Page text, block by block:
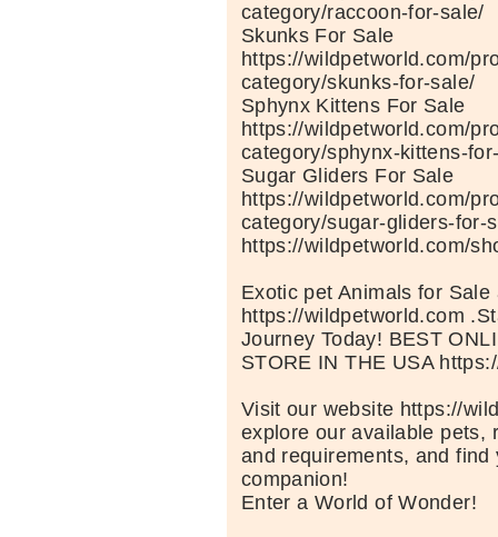
category/raccoon-for-sale/
Skunks For Sale
https://wildpetworld.com/
category/skunks-for-sale/
Sphynx Kittens For Sale
https://wildpetworld.com/
category/sphynx-kittens-
Sugar Gliders For Sale
https://wildpetworld.com/
category/sugar-gliders-for-
https://wildpetworld.com/
Exotic pet Animals for Sale
https://wildpetworld.com
Journey Today! BEST
STORE IN THE USA
Visit our website https://
explore our available pets,
and requirements, and find
companion!
Enter a World of Wonder!